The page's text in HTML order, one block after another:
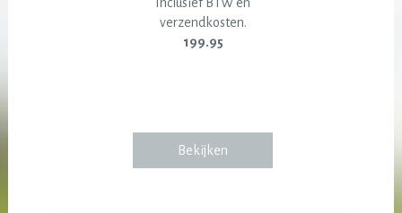
verzendkosten.
199.95
Bekijken